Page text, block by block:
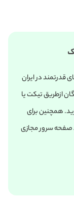
قدرتمند در ایران
از‌طریق تیکت یا
همچنین برای
صفحه سرور مجازی